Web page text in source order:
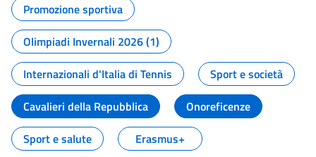
Promozione sportiva
Olimpiadi Invernali 2026 (1)
Internazionali d'Italia di Tennis
Sport e società
Cavalieri della Repubblica
Onoreficenze
Sport e salute
Erasmus+